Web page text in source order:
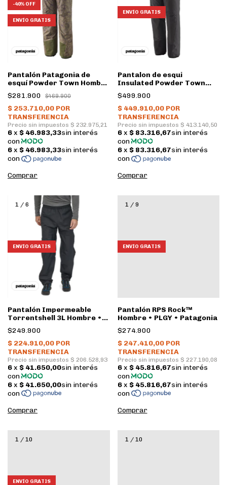
-40% OFF
ENVÍO GRATIS
Pantalón Patagonia de
esquí Powder Town Hombre
• LIBA
$281.900 $469.900
Comprar
ENVÍO GRATIS
Pantalon de esqui
Insulated Powder Town
Hombre • BLK • Patagonia
$499.900
Comprar
1 / 6
ENVÍO GRATIS
Pantalón Impermeable
Torrentshell 3L Hombre •
Black • Patagonia
$249.900
Comprar
1/ 9
ENVÍO GRATIS
Pantalón RPS Rock™
Hombre • PLGY • Patagonia
$274.900
Comprar
1 / 10
ENVÍO GRATIS
1 / 10